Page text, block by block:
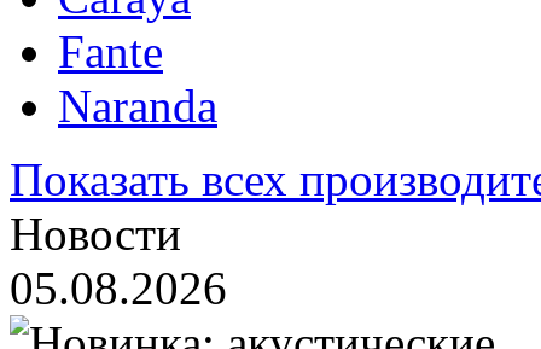
Fante
Naranda
Показать всех
Новости
05.08.2026